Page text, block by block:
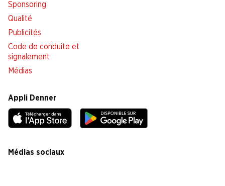
Sponsoring
Qualité
Publicités
Code de conduite et
signalement
Médias
Appli Denner
Médias sociaux